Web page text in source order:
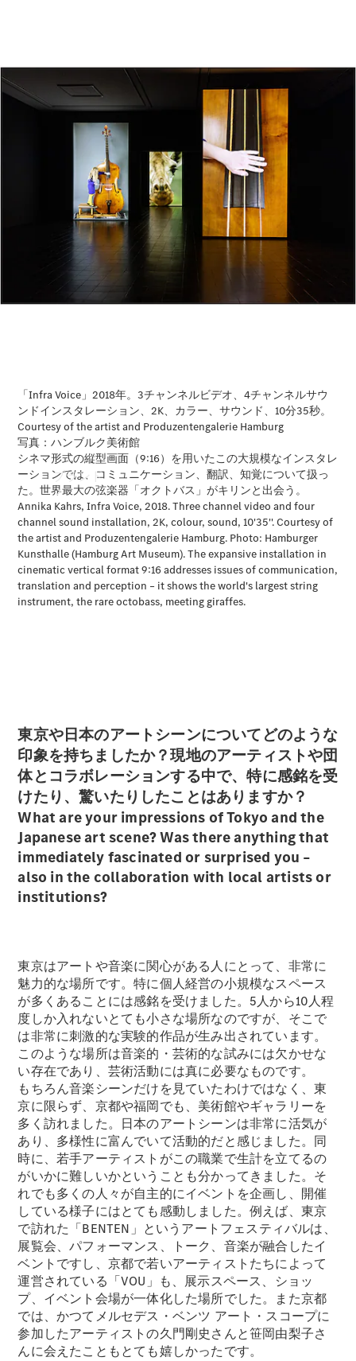
保険
Mercedes-
Benz Rent
Mercedes-
Benz アプリ
各種リクエ
スト/お問
い合わせ
取扱説明書
ブランド
歴史とブラ
ンド
Mercedes-
AMG
Mercedes-
Maybach
ALL TIME
STARS
Defining
ジー
デザイン＆
コンセプト
カー
サステナビ
リティ
スポンサー
シップ /
CSR
メルセデ
ス・ベン
ツ
東京や日本のアートシーンについてどのような
印象を持ちましたか？現地のアーティストや団
体とコラボレーションする中で、特に感銘を受
けたり、驚いたりしたことはありますか？
What are your impressions of Tokyo and the
Japanese art scene? Was there anything that
immediately fascinated or surprised you –
also in the collaboration with local artists or
institutions?
東京はアートや音楽に関心がある人にとって、非常に
魅力的な場所です。特に個人経営の小規模なスペース
が多くあることには感銘を受けました。5人から10人程
度しか入れないとても小さな場所なのですが、そこで
は非常に刺激的な実験的作品が生み出されています。
このような場所は音楽的・芸術的な試みには欠かせな
い存在であり、芸術活動には真に必要なものです。
もちろん音楽シーンだけを見ていたわけではなく、東
京に限らず、京都や福岡でも、美術館やギャラリーを
多く訪れました。日本のアートシーンは非常に活気が
あり、多様性に富んでいて活動的だと感じました。同
時に、若手アーティストがこの職業で生計を立てるの
がいかに難しいかということも分かってきました。そ
れでも多くの人々が自主的にイベントを企画し、開催
している様子にはとても感動しました。例えば、東京
で訪れた「BENTEN」というアートフェスティバルは、
展覧会、パフォーマンス、トーク、音楽が融合したイ
ベントですし、京都で若いアーティストたちによって
運営されている「VOU」も、展示スペース、ショッ
プ、イベント会場が一体化した場所でした。また京都
では、かつてメルセデス・ベンツ アート・スコープに
参加したアーティストの久門剛史さんと笹岡由梨子さ
んに会えたこともとても嬉しかったです。